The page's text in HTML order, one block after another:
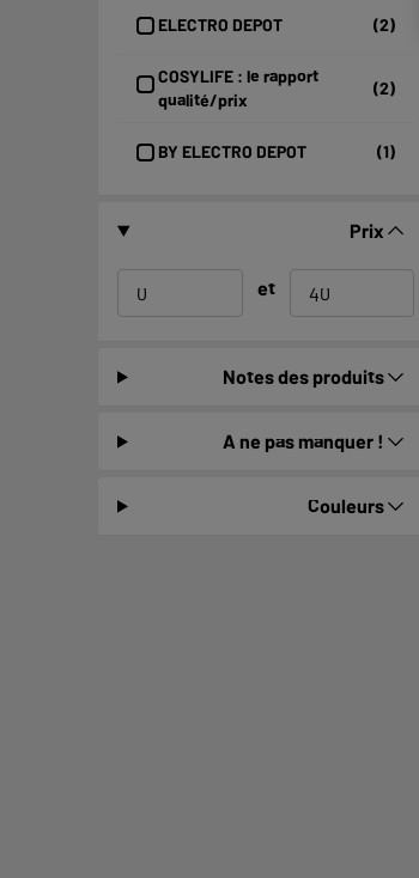
ELECTRO DEPOT (2)
COSYLIFE : le rapport
qualité/prix
(2)
BY ELECTRO DEPOT (1)
Prix
et
Notes des produits
A ne pas manquer !
Couleurs